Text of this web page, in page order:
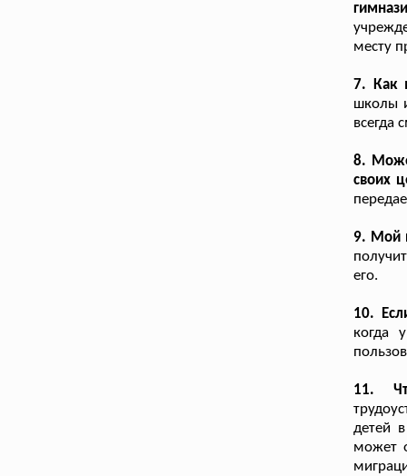
месту
7. Как
школы
всегда
8.
своих
9. Мой
его.
10.
когда
11.
детей
может